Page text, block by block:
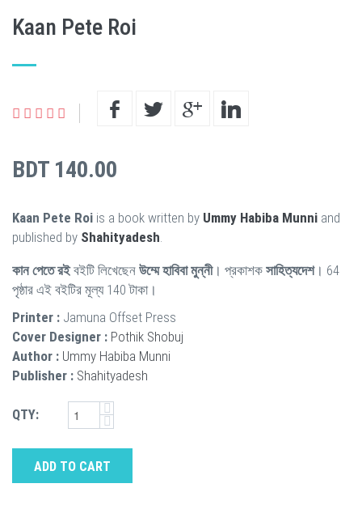
Kaan Pete Roi
BDT 140.00
Kaan Pete Roi is a book written by Ummy Habiba Munni and
published by Shahityadesh
কান পেতে রইবইটি লিখেছেন উম্মে হাবিবা মুন্নী। প্রকাশক সাহিত্যদেশ। 64
পৃষ্ঠার এই বইটির মূল্য 140 টাকা।
Printer : Jamuna Offset Press
Cover Designer : Pothik Shobuj
Author : Ummy Habiba Munni
Publisher : Shahityadesh
QTY:
ADD TO CART